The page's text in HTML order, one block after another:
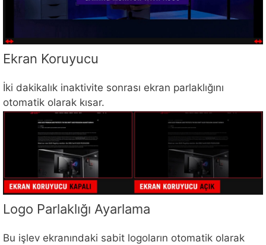
Ekran Koruyucu
İki dakikalık inaktivite sonrası ekran parlaklığını
otomatik olarak kısar.
Logo Parlaklığı Ayarlama
Bu işlev ekranındaki sabit logoların otomatik olarak